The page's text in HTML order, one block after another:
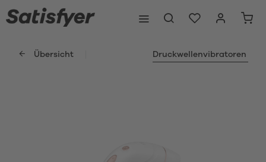
Übersicht Druckwellenvibratoren